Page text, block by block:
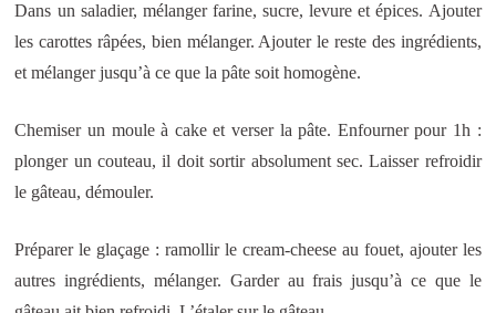
Dans un saladier, mélanger farine, sucre, levure et épices. Ajouter
les carottes râpées, bien mélanger. Ajouter le reste des ingrédients,
et mélanger jusqu’à ce que la pâte soit homogène.
Chemiser un moule à cake et verser la pâte. Enfourner pour 1h :
plonger un couteau, il doit sortir absolument sec. Laisser refroidir
le gâteau, démouler.
Préparer le glaçage : ramollir le cream-cheese au fouet, ajouter les
autres ingrédients, mélanger. Garder au frais jusqu’à ce que le